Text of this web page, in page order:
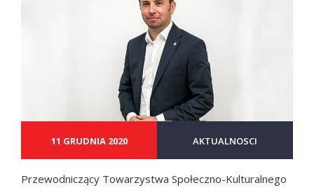
11 GRUDNIA 2020 AKTUALNOSCI
Przewodniczący Towarzystwa Społeczno-Kulturalnego